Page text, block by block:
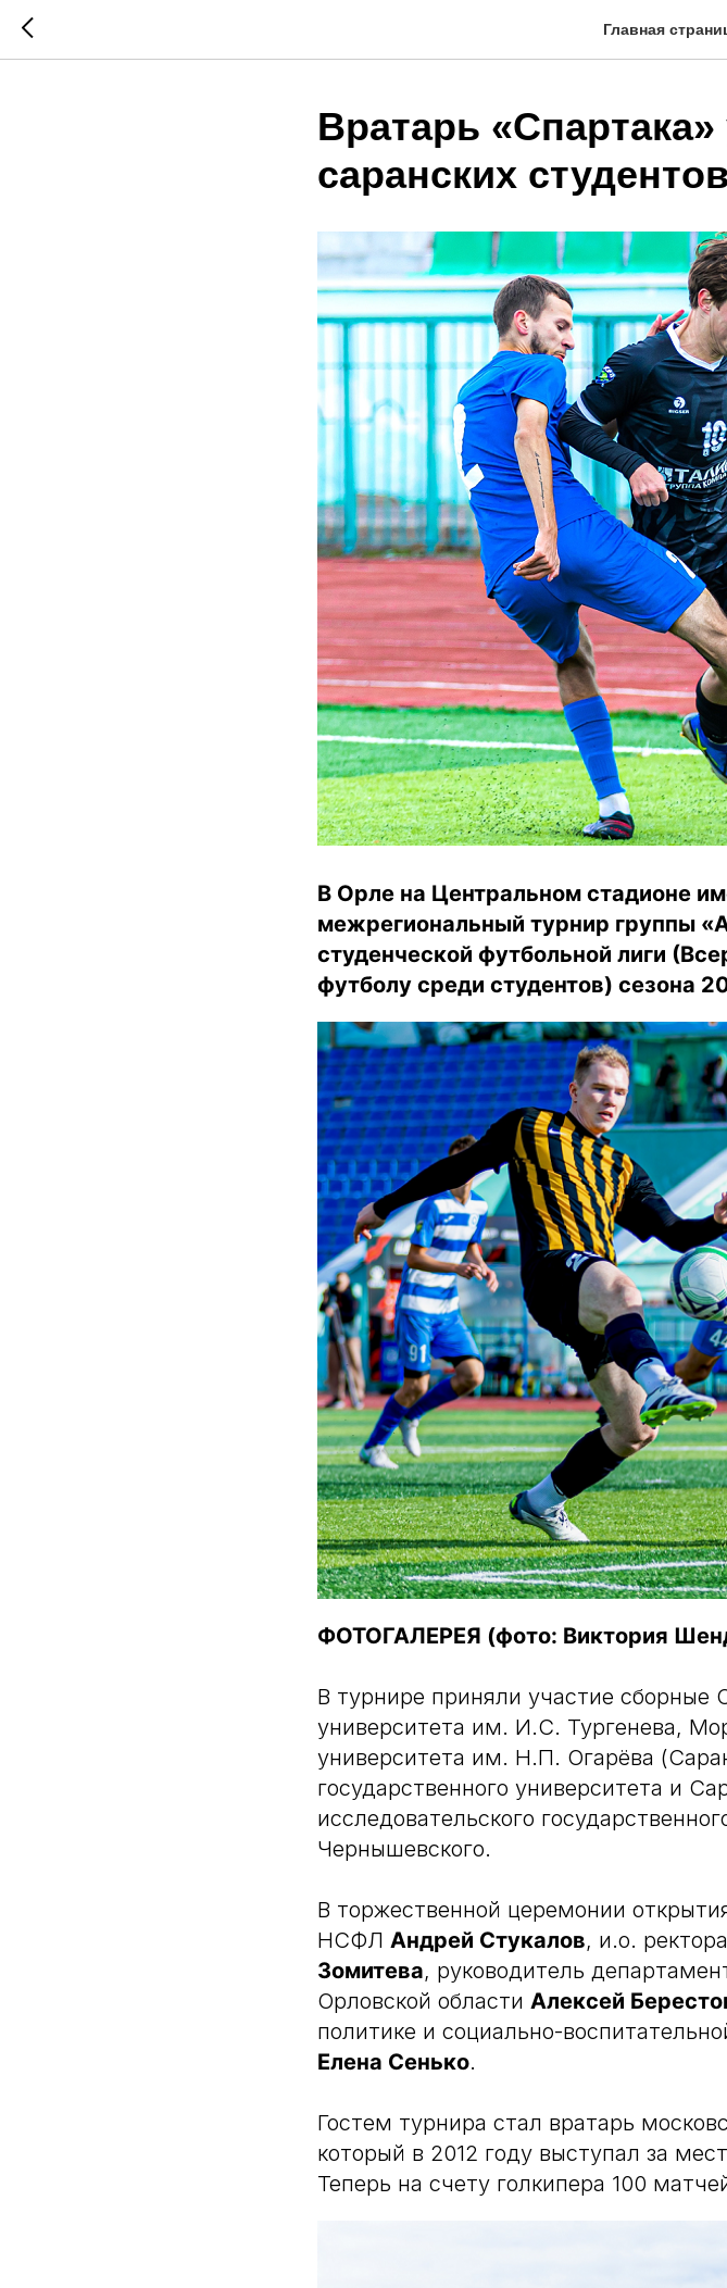
Главная
​​​​​​​Вратарь
саранских студентов
В Орле на Центральном стадионе
межрегиональный турнир группы
студенческой футбольной лиги
футболу среди студентов) сезона
ФОТОГАЛЕРЕЯ (фото: Виктория
В турнире приняли участие сборные
университета им. И.С. Тургенева,
университета им. Н.П. Огарёва
государственного университета и
исследовательского
Чернышевского.
В торжественной церемонии
НСФЛ Андрей Стукалов, и.о.
Зомитева, руководитель
Орловской области Алексей
политике и социально-
Елена Сенько.
Гостем турнира стал вратарь
который в 2012 году выступал за
Теперь на счету голкипера 100